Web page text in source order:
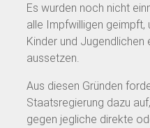
Es wurden noch nicht
alle Impfwilligen geimpft,
Kinder und
aussetzen.
Aus diesen Gründen
Staatsregierung dazu
gegen jegliche direkte